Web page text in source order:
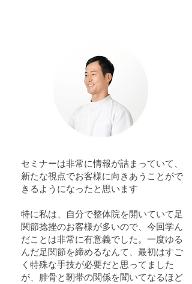
セミナーは非常に情報が詰まっていて、
新たな視点でお客様に向きあうことがで
きるようになったと思います
特に私は、自分で整体院を開いていて足
関節捻挫のお客様が多いので、今回学ん
だことは非常に有意義でした。一度ゆる
んだ足関節を締めるなんて、最初はすご
く特殊な手技が必要だと思ってました
が、腓骨と靭帯の関係を聞いてなるほど